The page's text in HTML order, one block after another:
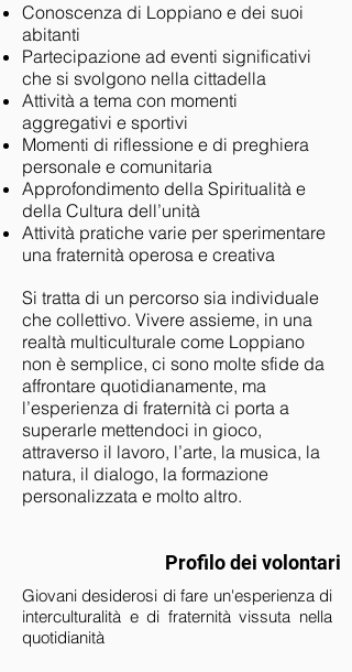
Conoscenza di Loppiano e dei suoi
abitanti
Partecipazione ad eventi significativi
che si svolgono nella cittadella
Attività a tema con momenti
aggregativi e sportivi
Momenti di riflessione e di preghiera
personale e comunitaria
Approfondimento della Spiritualità e
della Cultura dell’unità
Attività pratiche varie per sperimentare
una fraternità operosa e creativa
Si tratta di un percorso sia individuale
che collettivo. Vivere assieme, in una
realtà multiculturale come Loppiano
non è semplice, ci sono molte sfide da
affrontare quotidianamente, ma
l’esperienza di fraternità ci porta a
superarle mettendoci in gioco,
attraverso il lavoro, l’arte, la musica, la
natura, il dialogo, la formazione
personalizzata e molto altro.
Profilo dei volontari
Giovani desiderosi di fare un'esperienza di
interculturalità e di fraternità vissuta nella
quotidianità